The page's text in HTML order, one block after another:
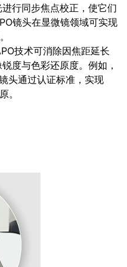
行同步焦点校正，使它们
镜头在显微镜领域可实现
技术可消除因焦距延长
度与色彩还原度。例如，
头通过认证标准，实现
。